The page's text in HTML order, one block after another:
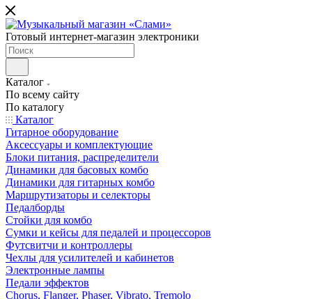
Готовый интернет-магазин электроники
Каталог
По всему сайту
По каталогу
Каталог
Гитарное оборудование
Аксессуары и комплектующие
Блоки питания, распределители
Динамики для басовых комбо
Динамики для гитарных комбо
Маршрутизаторы и селекторы
Педалборды
Стойки для комбо
Сумки и кейсы для педалей и процессоров
Футсвитчи и контроллеры
Чехлы для усилителей и кабинетов
Электронные лампы
Педали эффектов
Chorus, Flanger, Phaser, Vibrato, Tremolo